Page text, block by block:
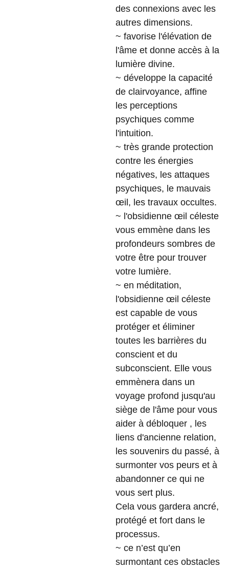
des connexions avec les
autres dimensions.
~ favorise l'élévation de
l'âme et donne accès à la
lumière divine.
~ développe la capacité
de clairvoyance, affine
les perceptions
psychiques comme
l'intuition.
~ très grande protection
contre les énergies
négatives, les attaques
psychiques, le mauvais
œil, les travaux occultes.
~ l'obsidienne œil céleste
vous emmène dans les
profondeurs sombres de
votre être pour trouver
votre lumière.
~ en méditation,
l'obsidienne œil céleste
est capable de vous
protéger et éliminer
toutes les barrières du
conscient et du
subconscient. Elle vous
emmènera dans un
voyage profond jusqu'au
siège de l'âme pour vous
aider à débloquer , les
liens d'ancienne relation,
les souvenirs du passé, à
surmonter vos peurs et à
abandonner ce qui ne
vous sert plus.
Cela vous gardera ancré,
protégé et fort dans le
processus.
~ ce n’est qu’en
surmontant ces obstacles